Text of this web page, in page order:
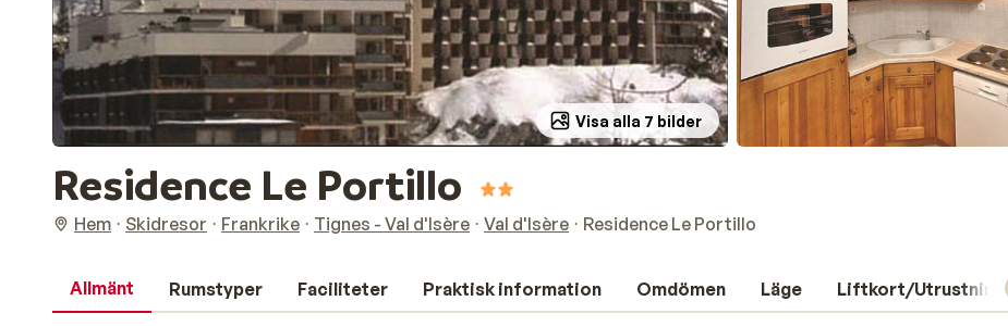
Visa alla 7 bilder
Residence Le Portillo
Hem Skidresor Frankrike Tignes - Val d'Isère Val d'Isère Residence Le Portillo
Allmänt Rumstyper Faciliteter Praktisk information Omdömen Läge Liftkort/